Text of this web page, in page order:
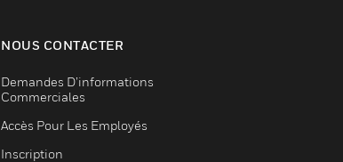
NOUS CONTACTER
Demandes D’informations
Commerciales
Accès Pour Les Employés
Inscription